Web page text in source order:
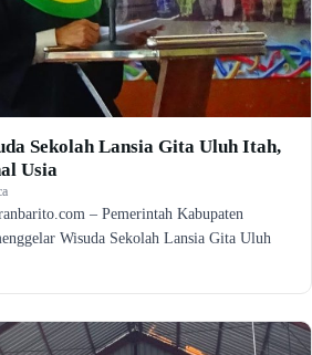
Sekolah Lansia Gita Uluh Itah,
Usia
– Pemerintah Kabupaten
Wisuda Sekolah Lansia Gita Uluh